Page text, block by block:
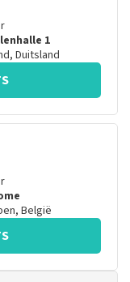
1
, Duitsland
, België